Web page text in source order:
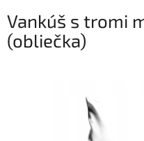
Vankúš s tromi
(obliečka)